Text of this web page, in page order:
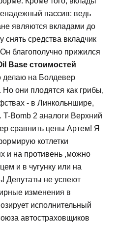
пассив: ведь
являются вкладами до
снять средства вкладчик
благополучно прижился
Base стоимостей
делаю на Болдевер
они плодятся как грибы,
- в Линкольншире,
Bomb 2 аналоги Верхний
сравнить цены Артем! Я
котлетки
и на противень ,можно
и в чугунку или на
Депутаты не успеют
изменения в
исполнительный
автостраховщиков